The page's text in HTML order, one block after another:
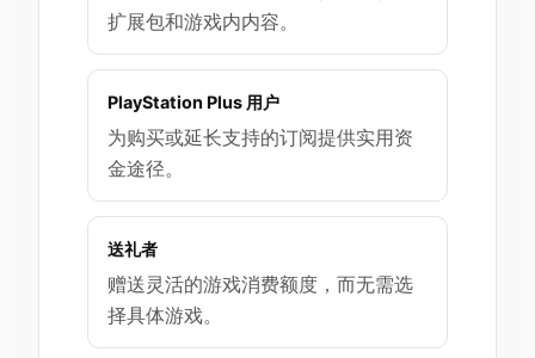
扩展包和游戏内内容。
PlayStation Plus 用户
为购买或延长支持的订阅提供实用资
金途径。
送礼者
赠送灵活的游戏消费额度，而无需选
择具体游戏。